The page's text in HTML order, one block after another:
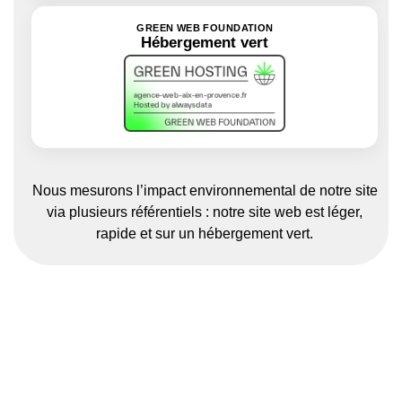
GREEN WEB FOUNDATION
Hébergement vert
Nous mesurons l’impact environnemental de notre site
via plusieurs référentiels : notre site web est léger,
rapide et sur un hébergement vert.